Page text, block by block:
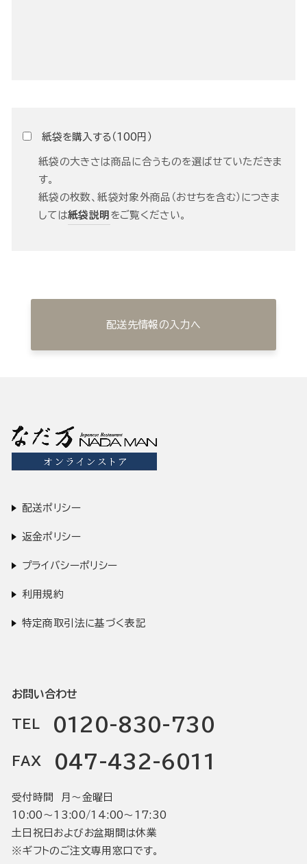
紙袋を購入する（100円）
紙袋の大きさは商品に合うものを選ばせていただきま
す。
紙袋の枚数、紙袋対象外商品（おせちを含む）につきま
しては紙袋説明 をご覧ください。
配送先情報の入力へ
配送ポリシー
返金ポリシー
プライバシーポリシー
利用規約
特定商取引法に基づく表記
お問い合わせ
TEL 0120-830-730
FAX 047-432-6011
受付時間 月〜金曜日
10:00〜13:00/14:00〜17:30
土日祝日およびお盆期間は休業
※ギフトのご注文専用窓口です。